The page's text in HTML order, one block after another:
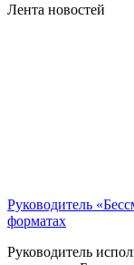
Лента новостей
Руководитель
форматах
Руководитель